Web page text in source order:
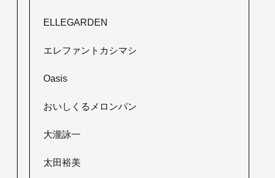
ELLEGARDEN
エレファントカシマシ
Oasis
おいしくるメロンパン
大瀧詠一
太田裕美